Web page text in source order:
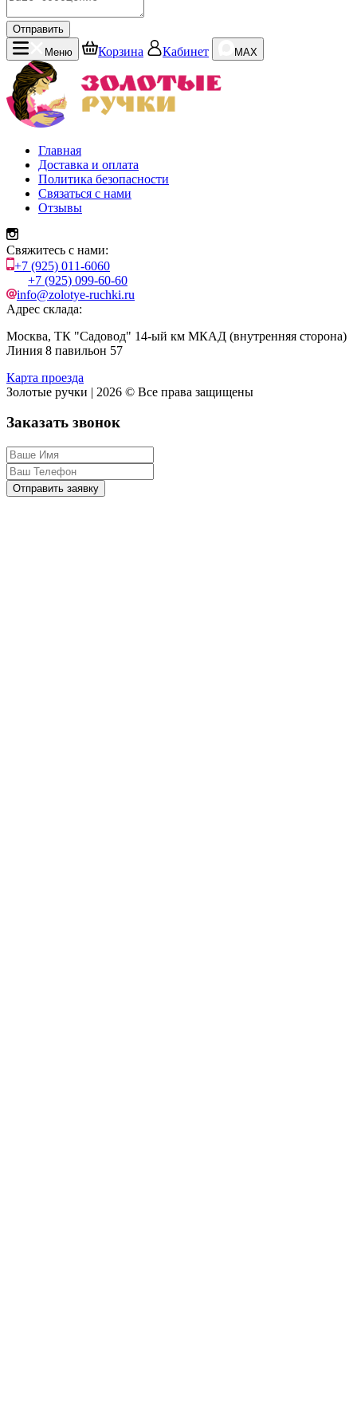
Отправить
Меню
Корзина Кабинет MAX
Главная
Доставка и оплата
Политика безопасности
Связаться с нами
Отзывы
Свяжитесь с нами:
+7 (925) 011-6060
+7 (925) 099-60-60
info@zolotye-ruchki.ru
Адрес склада:
Москва, ТК "Садовод" 14-ый км МКАД (внутренняя сторона)
Линия 8 павильон 57
Карта проезда
Золотые ручки | 2026 © Все права защищены
Заказать звонок
Отправить заявку